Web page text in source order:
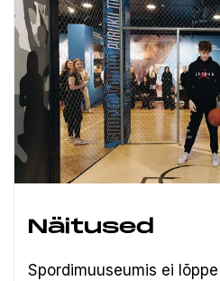
Näitused
Spordimuuseumis ei